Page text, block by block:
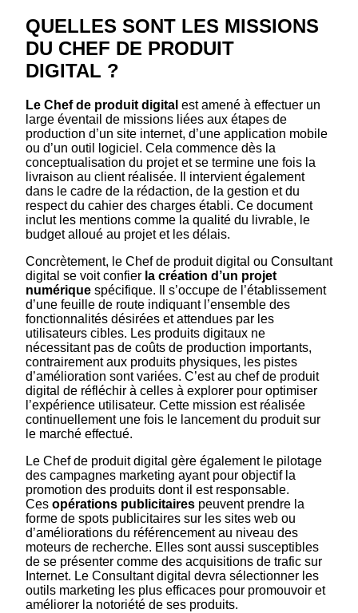
QUELLES SONT LES MISSIONS
DU CHEF DE PRODUIT
DIGITAL ?
Le Chef de produit digital est amené à effectuer un
large éventail de missions liées aux étapes de
production d’un site internet, d’une application mobile
ou d’un outil logiciel. Cela commence dès la
conceptualisation du projet et se termine une fois la
livraison au client réalisée. Il intervient également
dans le cadre de la rédaction, de la gestion et du
respect du cahier des charges établi. Ce document
inclut les mentions comme la qualité du livrable, le
budget alloué au projet et les délais.
Concrètement, le Chef de produit digital ou Consultant
digital se voit confier la création d’un projet
numérique spécifique. Il s’occupe de l’établissement
d’une feuille de route indiquant l’ensemble des
fonctionnalités désirées et attendues par les
utilisateurs cibles. Les produits digitaux ne
nécessitant pas de coûts de production importants,
contrairement aux produits physiques, les pistes
d’amélioration sont variées. C’est au chef de produit
digital de réfléchir à celles à explorer pour optimiser
l’expérience utilisateur. Cette mission est réalisée
continuellement une fois le lancement du produit sur
le marché effectué.
Le Chef de produit digital gère également le pilotage
des campagnes marketing ayant pour objectif la
promotion des produits dont il est responsable.
Ces opérations publicitaires peuvent prendre la
forme de spots publicitaires sur les sites web ou
d’améliorations du référencement au niveau des
moteurs de recherche. Elles sont aussi susceptibles
de se présenter comme des acquisitions de trafic sur
Internet. Le Consultant digital devra sélectionner les
outils marketing les plus efficaces pour promouvoir et
améliorer la notoriété de ses produits.